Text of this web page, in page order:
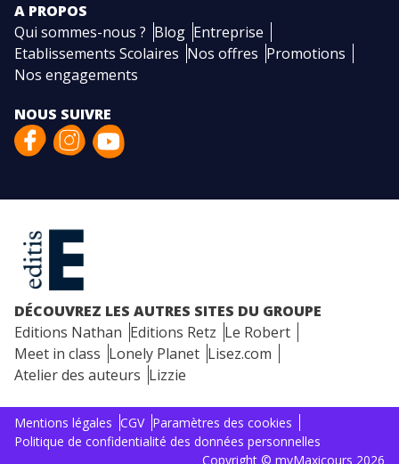
A PROPOS
Qui sommes-nous ? Blog Entreprise
Etablissements Scolaires Nos offres Promotions
Nos engagements
NOUS SUIVRE
DÉCOUVREZ LES AUTRES SITES DU GROUPE
Editions Nathan Editions Retz Le Robert
Meet in class Lonely Planet Lisez.com
Atelier des auteurs Lizzie
Mentions légales CGV Paramètres des cookies
Politique de confidentialité des données personnelles
Copyright © myMaxicours 2026